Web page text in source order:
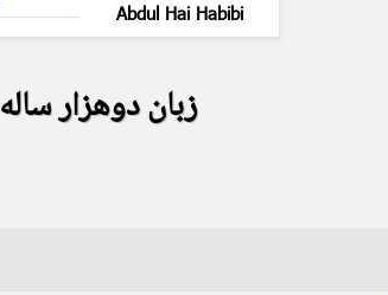
Abdul Hai Habibi
زبان دوهزار